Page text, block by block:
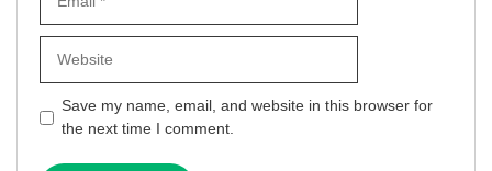
Save my name, email, and website in this browser for
the next time I comment.